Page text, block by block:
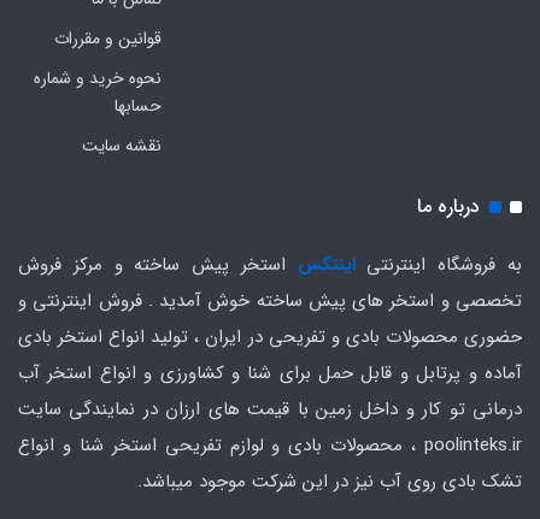
قوانین و مقررات
نحوه خرید و شماره
حسابها
نقشه سایت
درباره ما
به فروشگاه اینترنتیاینتکس استخر پیش ساخته و مرکز فروش
تخصصی و استخر های پیش ساخته خوش آمدید . فروش اینترنتی و
حضوری محصولات بادی و تفریحی در ایران ، تولید انواع استخر بادی
آماده و پرتابل و قابل حمل برای شنا و کشاورزی و انواع استخر آب
درمانی تو کار و داخل زمین با قیمت های ارزان در نمایندگی سایت
poolinteks.ir ، محصولات بادی و لوازم تفریحی استخر شنا و انواع
تشک بادی روی آب نیز در این شرکت موجود میباشد.